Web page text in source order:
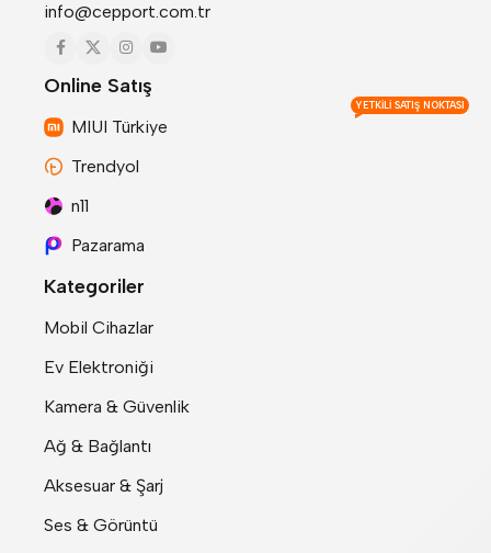
info@cepport.com.tr
Online Satış
MIUI Türkiye
YETKILI SATIŞ NOKTASI
Trendyol
n11
Pazarama
Kategoriler
Mobil Cihazlar
Ev Elektroniği
Kamera & Güvenlik
Ağ & Bağlantı
Aksesuar & Şarj
Ses & Görüntü